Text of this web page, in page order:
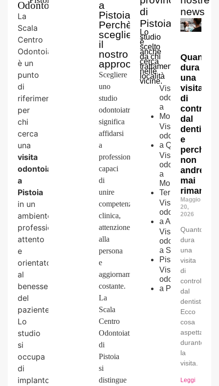
Odontoiatrico
La
Scala
Centro
Odontoiatrico
è un
punto
di
riferimento
per
chi
cerca
una
visita
odontoiatrica
a
Pistoia
in un
ambiente
professionale,
attento
e
orientato
al
benessere
del
paziente.
Lo
studio
si
occupa
di
implantologia,
a
Pistoia
Perchè
scegliere
il
nostro
approccio
Scegliere
uno
studio
odontoiatrico
significa
affidarsi
a
professionisti
capaci
di
unire
competenza
clinica,
attenzione
alla
persona
e
aggiornamento
costante.
La
Scala
Centro
Odontoiatrico
di
Pistoia
si
distingue
di
Pistoia
Lo
studio
è
scelto
anche
da chi
cerca
trattamenti
nelle
località
vicine.
Visita
odontoiatrica
a
Montemurlo
Visita
odontoiatrica
a Quarrata
Visita
odontoiatrica
a
Monsummano
Terme
Visita
odontoiatrica
a Agliana
Visita
odontoiatrica
a Serravalle
Pistoiese
Visita
odontoiatrica
a Prato
news
Quanto
dura
una
visita
di
controllo
dal
dentista
e
perché
non
mai
Maggio
20,
2026
Quanto
dura
una
visita
di
controllo
dal
dentista?
Ecco
cosa
aspettarsi
durante
la
visita.
Leggi